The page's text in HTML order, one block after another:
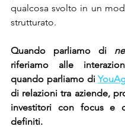
qualcosa svolto in un
strutturato.
Quando parliamo di
riferiamo alle
quando parliamo di
di relazioni tra aziende,
investitori con focus e
definiti.